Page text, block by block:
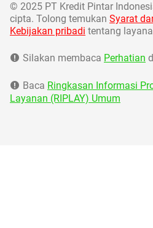
© 2025 PT Kredit Pintar
cipta. Tolong temukan Syarat
Kebijakan pribadi tentang
Silakan membaca Perhatian
Baca Ringkasan Informasi
Layanan (RIPLAY) Umum